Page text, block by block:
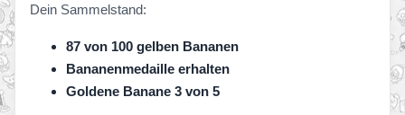
Dein Sammelstand:
87 von 100 gelben Bananen
Bananenmedaille erhalten
Goldene Banane 3 von 5